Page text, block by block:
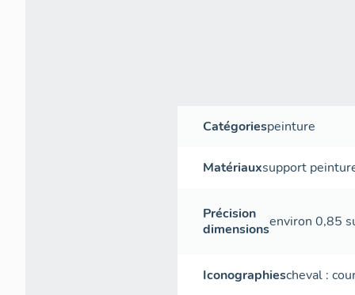
Catégoriespeinture
Matériauxsupport
Précision
dimensionsenviron 0,85
Iconographiescheval :